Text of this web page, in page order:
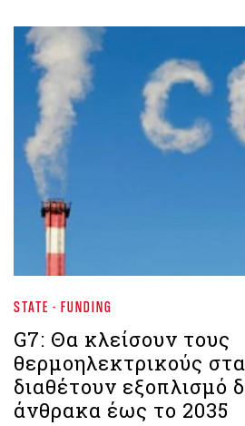
STATE - FUNDING
G7: Θα κλείσουν τους
θερμοηλεκτρικούς
διαθέτουν εξοπλισμό
άνθρακα έως το 2035